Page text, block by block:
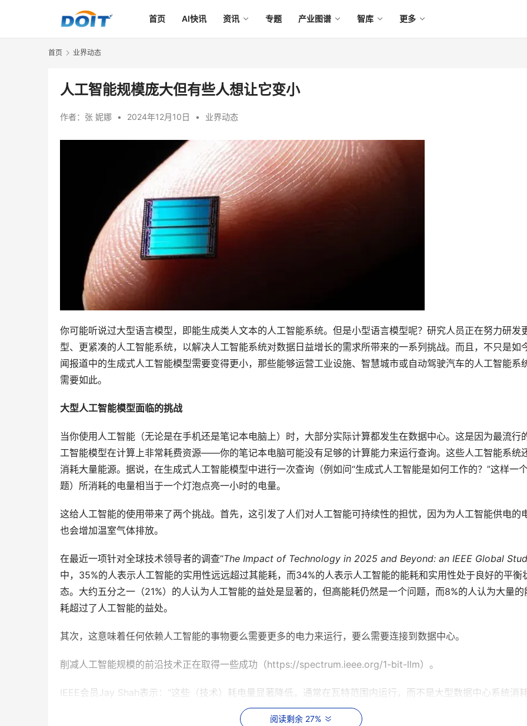
首页 AI快讯 资讯 专题 产业图谱 智库 更多
首页 业界动态
人工智能规模庞大但有些人想让它变小
作者： 张 妮娜 • 2024年12月10日 • 业界动态
你可能听说过大型语言模型，即能生成类人文本的人工智能系统。但是小型语言模型呢？研究人员正在努力研发
型、更紧凑的人工智能系统，以解决人工智能系统对数据日益增长的需求所带来的一系列挑战。而且，不只是如
闻报道中的生成式人工智能模型需要变得更小，那些能够运营工业设施、智慧城市或自动驾驶汽车的人工智能系
需要如此。
大型人工智能模型面临的挑战
当你使用人工智能（无论是在手机还是笔记本电脑上）时，大部分实际计算都发生在数据中心。这是因为最流行
工智能模型在计算上非常耗费资源——你的笔记本电脑可能没有足够的计算能力来运行查询。这些人工智能系统
消耗大量能源。据说，在生成式人工智能模型中进行一次查询（例如问“生成式人工智能是如何工作的？”这样一
题）所消耗的电量相当于一个灯泡点亮一小时的电量。
这给人工智能的使用带来了两个挑战。首先，这引发了人们对人工智能可持续性的担忧，因为为人工智能供电的
也会增加温室气体排放。
在最近一项针对全球技术领导者的调查“The Impact of Technology in 2025 and Beyond: an IEEE Global
中，35%的人表示人工智能的实用性远远超过其能耗，而34%的人表示人工智能的能耗和实用性处于良好的平衡
态。大约五分之一（21%）的人认为人工智能的益处是显著的，但高能耗仍然是一个问题，而8%的人认为大量的
耗超过了人工智能的益处。
其次，这意味着任何依赖人工智能的事物要么需要更多的电力来运行，要么需要连接到数据中心。
削减人工智能规模的前沿技术正在取得一些成功（https://spectrum.ieee.org/1-bit-llm）。
IEEE会员Jay Shah表示：“这些（技术）耗电量显著降低，通常在瓦特范围内运行，而不是大型数据中心系统消
阅读剩余 27%